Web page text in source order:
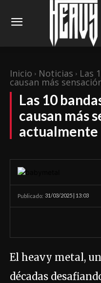
Inicio Noticias Las
causan más
Las 10
causan más
actualmente
Publicado: 31/03/2025 | 13:03
El heavy metal,
décadas